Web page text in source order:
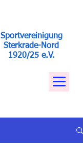
Sportvereinigung
Sterkrade-Nord
1920/25 e.V.